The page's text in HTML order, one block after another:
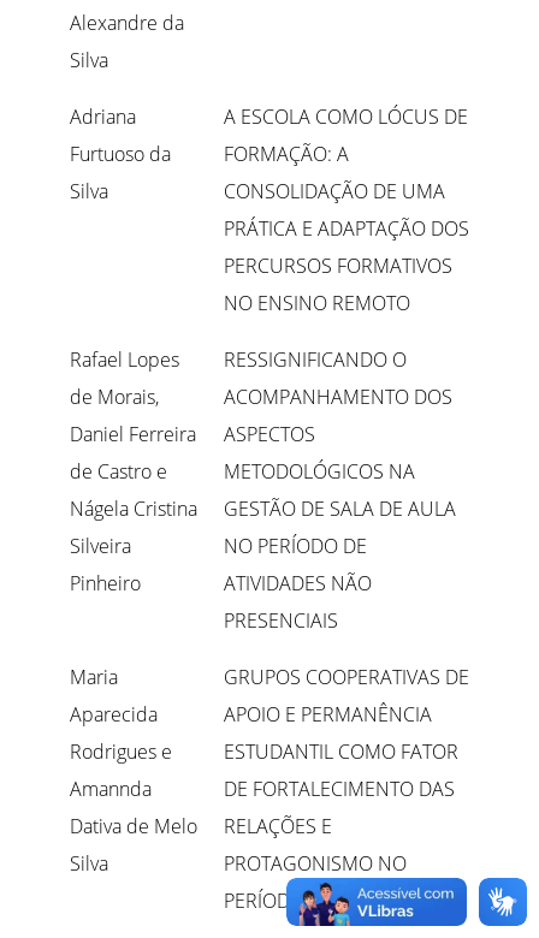
Alexandre da
Silva
Adriana
Furtuoso da
Silva
A ESCOLA COMO LÓCUS DE
FORMAÇÃO: A
CONSOLIDAÇÃO DE UMA
PRÁTICA E ADAPTAÇÃO DOS
PERCURSOS FORMATIVOS
NO ENSINO REMOTO
Rafael Lopes
de Morais,
Daniel Ferreira
de Castro e
Nágela Cristina
Silveira
Pinheiro
RESSIGNIFICANDO O
ACOMPANHAMENTO DOS
ASPECTOS
METODOLÓGICOS NA
GESTÃO DE SALA DE AULA
NO PERÍODO DE
ATIVIDADES NÃO
PRESENCIAIS
Maria
Aparecida
Rodrigues e
Amannda
Dativa de Melo
Silva
GRUPOS COOPERATIVAS DE
APOIO E PERMANÊNCIA
ESTUDANTIL COMO FATOR
DE FORTALECIMENTO DAS
RELAÇÕES E
PROTAGONISMO NO
PERÍODO REMOTO